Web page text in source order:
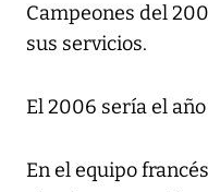
Campeones del
sus servicios.
El 2006 sería el
En el equipo